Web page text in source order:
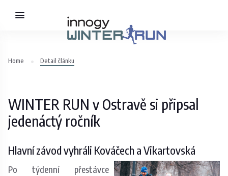
Home Detail článku
WINTER RUN v Ostravě si připsal
jedenáctý ročník
Hlavní závod vyhráli Kováčech a Vikartovská
Po týdenní přestávce